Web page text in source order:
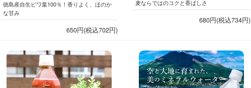
徳島産自生ビワ葉100％！香りよく、ほのか
な甘み
650円(税込702円)
麦ならではのコクと香ばしさ
680円(税込734円)